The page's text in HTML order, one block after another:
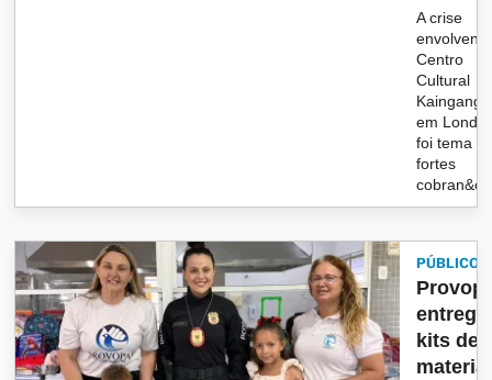
A crise
Centro
Cultural
Kaingang
em
foi tema
fortes
PÚBLICO
entrega
kits de
material